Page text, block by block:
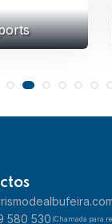
580 530 (Chamada para